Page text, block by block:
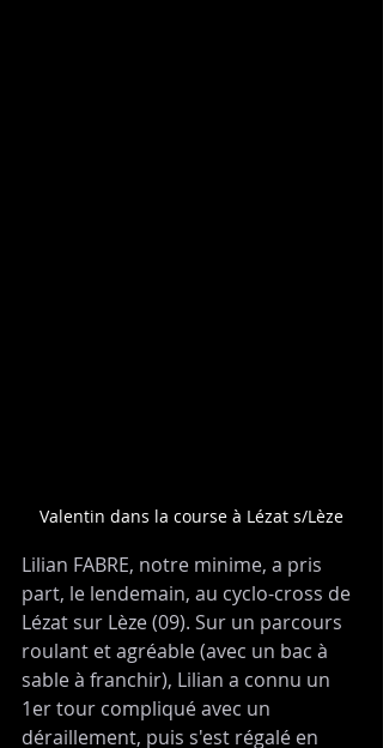
Valentin dans la course à Lézat s/Lèze
Lilian FABRE, notre minime, a pris
part, le lendemain, au cyclo-cross de
Lézat sur Lèze (09). Sur un parcours
roulant et agréable (avec un bac à
sable à franchir), Lilian a connu un
1er tour compliqué avec un
déraillement, puis s'est régalé en